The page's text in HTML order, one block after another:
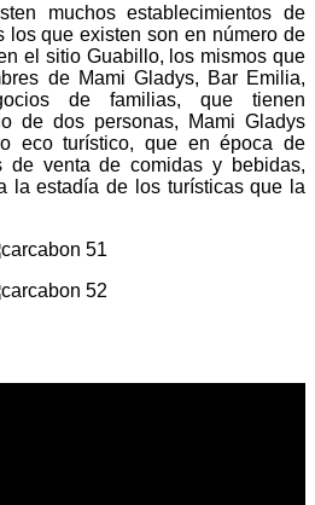
muchos establecimientos de
los que existen son en número de
el sitio Guabillo, los mismos que
de Mami Gladys, Bar Emilia,
de familias, que tienen
de dos personas, Mami Gladys
eco turístico, que en época de
de venta de comidas y bebidas,
la estadía de los turísticas que la